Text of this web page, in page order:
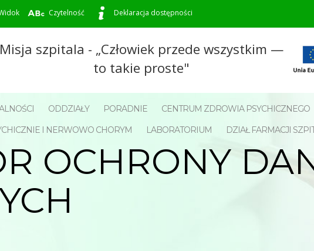
Czytelność Deklaracja dostępności
Misja szpitala - „Człowiek przede wszystkim —
to takie proste"
ODDZIAŁY PORADNIE CENTRUM ZDROWIA PSYCHICZNEGO
I NERWOWO CHORYM
LABORATORIUM DZIAŁ FARMACJI
OCHRONY